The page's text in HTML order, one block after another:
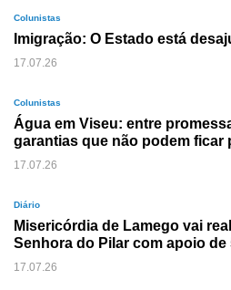
Colunistas
Imigração: O Estado está
17.07.26
Colunistas
Água em Viseu: entre
garantias que não podem ficar
17.07.26
Diário
Misericórdia de Lamego vai
Senhora do Pilar com apoio de
17.07.26